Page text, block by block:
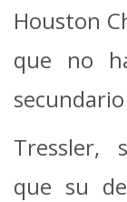
Houston
que no
Tressler,
que su